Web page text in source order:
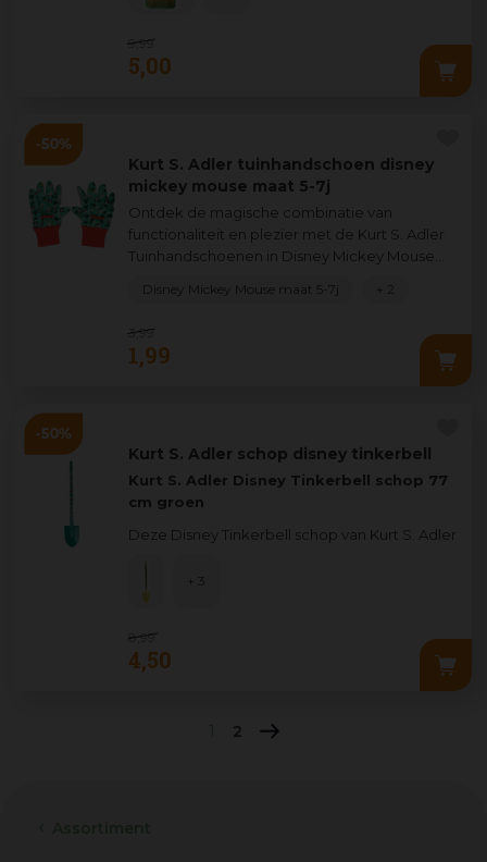
9 99
5,00
Kurt S. Adler tuinhandschoen disney
mickey mouse maat 5-7j
Ontdek de magische combinatie van
functionaliteit en plezier met de Kurt S. Adler
Tuinhandschoenen in Disney Mickey Mouse
...
3 99
1,99
Disney Mickey Mouse maat 5-7j + 2
Kurt S. Adler schop disney tinkerbell
Kurt S. Adler Disney Tinkerbell schop 77
cm groen
Deze Disney Tinkerbell schop van Kurt S. Adler
...
8 99
4,50
+ 3
2